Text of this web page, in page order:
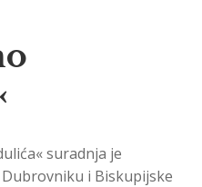
suradnja je
i Biskupijske